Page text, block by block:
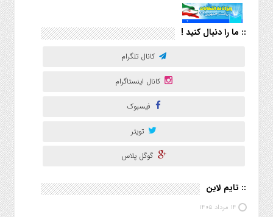
:: ما را دنبال کنید !
کانال تلگرام
کانال اینستاگرام
فیسبوک
تویتر
گوگل پلاس
:: تایم لاین
۱۴ مرداد ۱۴۰۵